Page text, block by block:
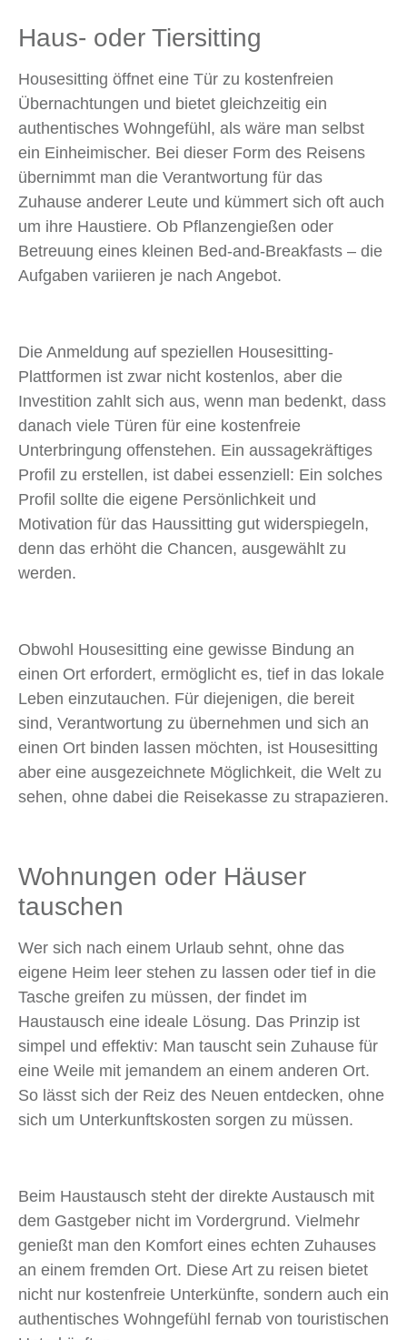
Haus- oder Tiersitting
Housesitting öffnet eine Tür zu kostenfreien
Übernachtungen und bietet gleichzeitig ein
authentisches Wohngefühl, als wäre man selbst
ein Einheimischer. Bei dieser Form des Reisens
übernimmt man die Verantwortung für das
Zuhause anderer Leute und kümmert sich oft auch
um ihre Haustiere. Ob Pflanzengießen oder
Betreuung eines kleinen Bed-and-Breakfasts – die
Aufgaben variieren je nach Angebot.
Die Anmeldung auf speziellen Housesitting-
Plattformen ist zwar nicht kostenlos, aber die
Investition zahlt sich aus, wenn man bedenkt, dass
danach viele Türen für eine kostenfreie
Unterbringung offenstehen. Ein aussagekräftiges
Profil zu erstellen, ist dabei essenziell: Ein solches
Profil sollte die eigene Persönlichkeit und
Motivation für das Haussitting gut widerspiegeln,
denn das erhöht die Chancen, ausgewählt zu
werden.
Obwohl Housesitting eine gewisse Bindung an
einen Ort erfordert, ermöglicht es, tief in das lokale
Leben einzutauchen. Für diejenigen, die bereit
sind, Verantwortung zu übernehmen und sich an
einen Ort binden lassen möchten, ist Housesitting
aber eine ausgezeichnete Möglichkeit, die Welt zu
sehen, ohne dabei die Reisekasse zu strapazieren.
Wohnungen oder Häuser
tauschen
Wer sich nach einem Urlaub sehnt, ohne das
eigene Heim leer stehen zu lassen oder tief in die
Tasche greifen zu müssen, der findet im
Haustausch eine ideale Lösung. Das Prinzip ist
simpel und effektiv: Man tauscht sein Zuhause für
eine Weile mit jemandem an einem anderen Ort.
So lässt sich der Reiz des Neuen entdecken, ohne
sich um Unterkunftskosten sorgen zu müssen.
Beim Haustausch steht der direkte Austausch mit
dem Gastgeber nicht im Vordergrund. Vielmehr
genießt man den Komfort eines echten Zuhauses
an einem fremden Ort. Diese Art zu reisen bietet
nicht nur kostenfreie Unterkünfte, sondern auch ein
authentisches Wohngefühl fernab von touristischen